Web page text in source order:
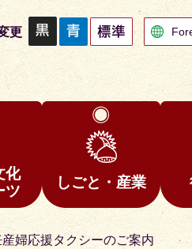
更
化
ツ
しごと・産業
産婦応援タクシーのご案内